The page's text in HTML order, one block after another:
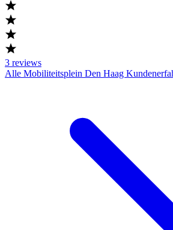
3 reviews
Alle Mobiliteitsplein Den Haag